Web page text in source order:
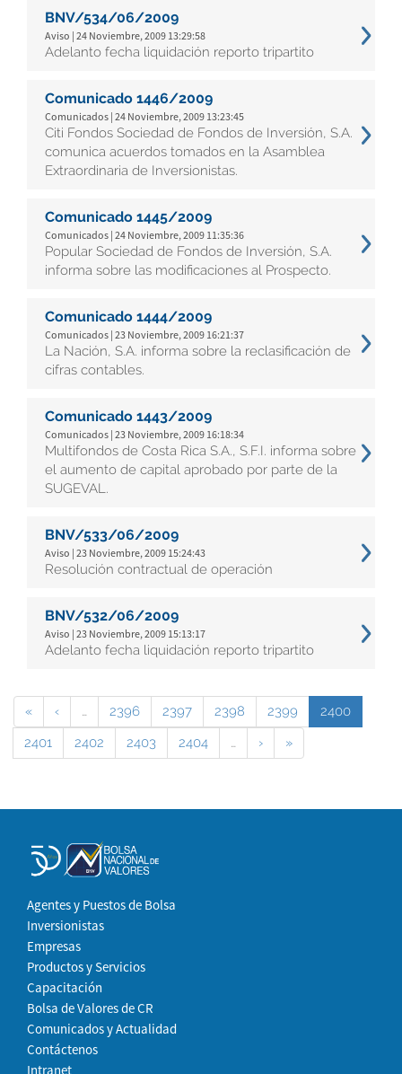
BNV/534/06/2009
Aviso | 24 Noviembre, 2009 13:29:58
Adelanto fecha liquidación reporto tripartito
Comunicado 1446/2009
Comunicados | 24 Noviembre, 2009 13:23:45
Citi Fondos Sociedad de Fondos de Inversión, S.A.
comunica acuerdos tomados en la Asamblea
Extraordinaria de Inversionistas.
Comunicado 1445/2009
Comunicados | 24 Noviembre, 2009 11:35:36
Popular Sociedad de Fondos de Inversión, S.A.
informa sobre las modificaciones al Prospecto.
Comunicado 1444/2009
Comunicados | 23 Noviembre, 2009 16:21:37
La Nación, S.A. informa sobre la reclasificación de
cifras contables.
Comunicado 1443/2009
Comunicados | 23 Noviembre, 2009 16:18:34
Multifondos de Costa Rica S.A., S.F.I. informa sobre
el aumento de capital aprobado por parte de la
SUGEVAL.
BNV/533/06/2009
Aviso | 23 Noviembre, 2009 15:24:43
Resolución contractual de operación
BNV/532/06/2009
Aviso | 23 Noviembre, 2009 15:13:17
Adelanto fecha liquidación reporto tripartito
« ‹ … 2396 2397 2398 2399
2400
2401
2402 2403 2404 … › »
Agentes y Puestos de Bolsa
Inversionistas
Empresas
Productos y Servicios
Capacitación
Bolsa de Valores de CR
Comunicados y Actualidad
Contáctenos
Intranet